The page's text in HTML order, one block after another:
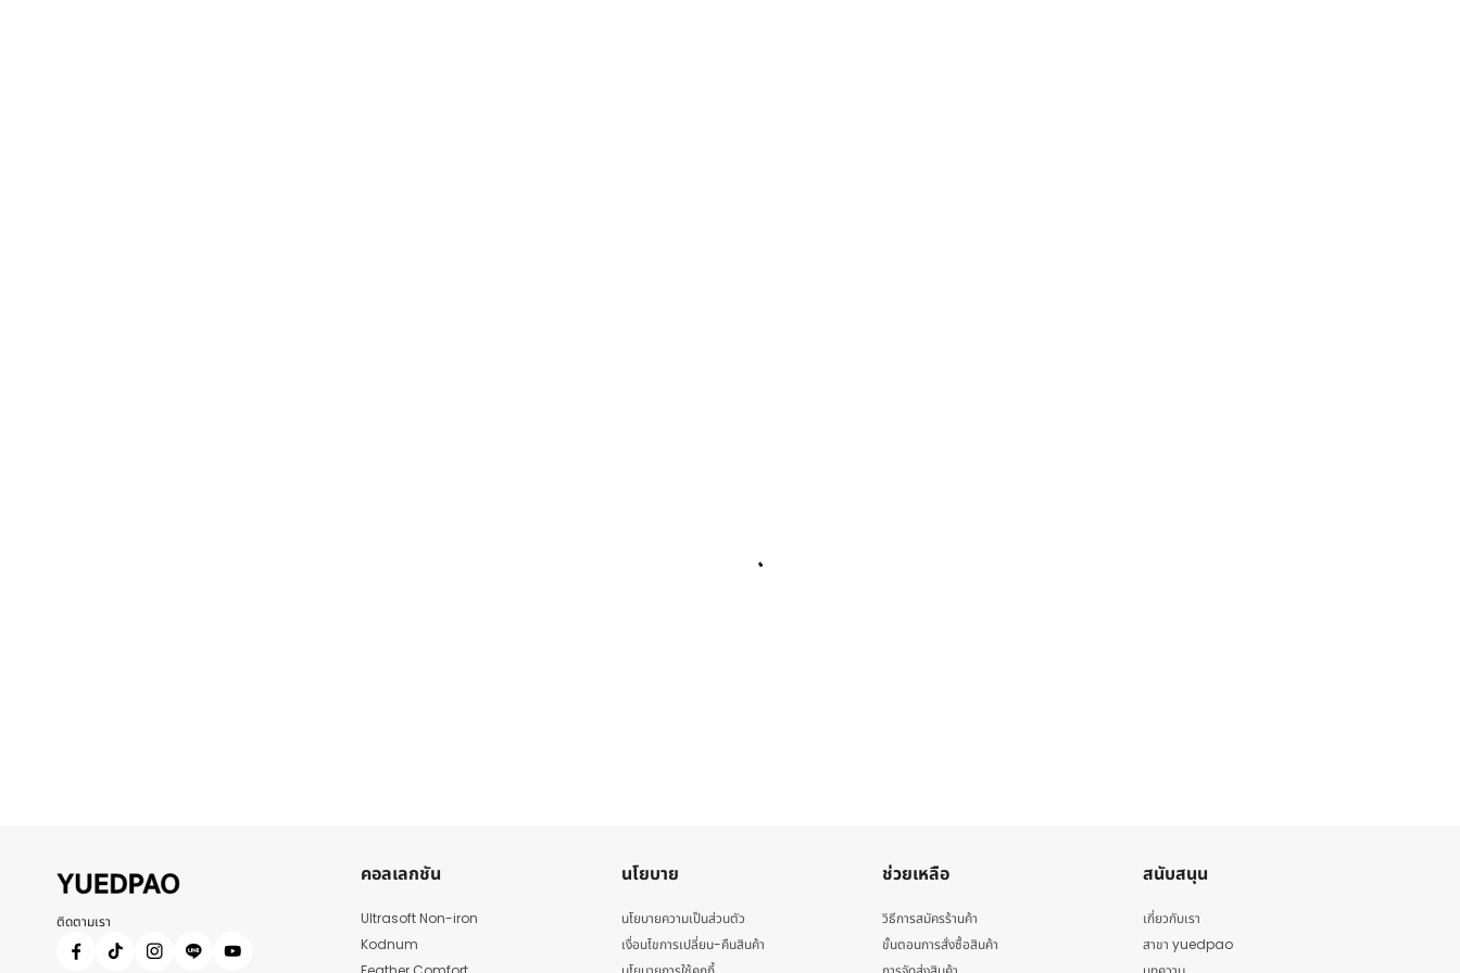
ติดตามเรา
คอลเลกชัน
Ultrasoft Non-iron
Kodnum
นโยบาย
นโยบายความเป็นส่วนตัว
เงื่อนไขการเปลี่ยน-คืนสินค้า
ช่วยเหลือ
วิธีการสมัครร้านค้า
ขั้นตอนการสั่งซื้อสินค้า
สนับสนุน
เกี่ยวกับเรา
สาขา yuedpao